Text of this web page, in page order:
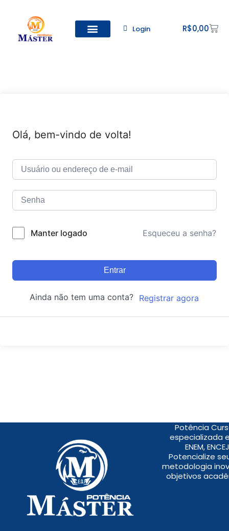
Login R$0,00
Olá, bem-vindo de volta!
Manter logado Esqueceu a senha?
Entrar
Ainda não tem uma conta? Registrar agora
Potência
especializada
ENEM,
Potencialize
metodologia
objetivos